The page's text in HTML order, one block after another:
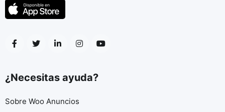
¿Necesitas ayuda?
Sobre Woo Anuncios